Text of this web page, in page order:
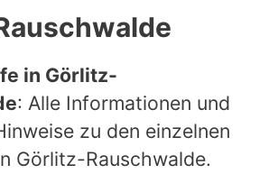
in Görlitz-
: Alle Informationen und
zu den einzelnen
Görlitz-Rauschwalde.